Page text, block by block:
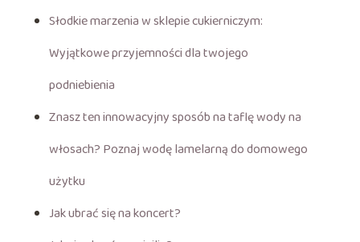
Słodkie marzenia w sklepie cukierniczym:
Wyjątkowe przyjemności dla twojego
podniebienia
Znasz ten innowacyjny sposób na taflę wody na
włosach? Poznaj wodę lamelarną do domowego
użytku
Jak ubrać się na koncert?